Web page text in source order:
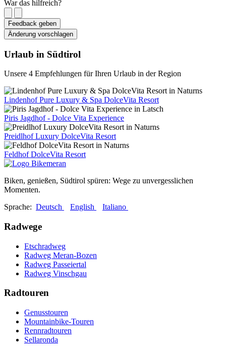
War das hilfreich?
Feedback geben
Änderung vorschlagen
Urlaub in Südtirol
Unsere 4 Empfehlungen für Ihren Urlaub in der Region
Lindenhof Pure Luxury & Spa DolceVita Resort
Piris Jagdhof - Dolce Vita Experience
Preidlhof Luxury DolceVita Resort
Feldhof DolceVita Resort
Biken, genießen, Südtirol spüren: Wege zu unvergesslichen
Momenten.
Sprache: Deutsch English Italiano
Radwege
Etschradweg
Radweg Meran-Bozen
Radweg Passeiertal
Radweg Vinschgau
Radtouren
Genusstouren
Mountainbike-Touren
Rennradtouren
Sellaronda